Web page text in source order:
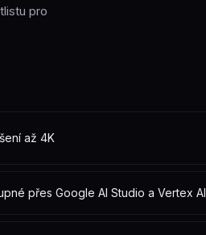
pro
až 4K
přes Google AI Studio a Vertex AI